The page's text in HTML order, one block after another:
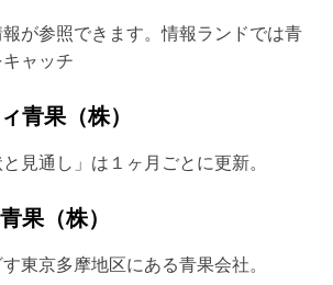
が参照できます。情報ランドでは青
ャッチ
青果（株）
と見通し」は１ヶ月ごとに更新。
果（株）
東京多摩地区にある青果会社。